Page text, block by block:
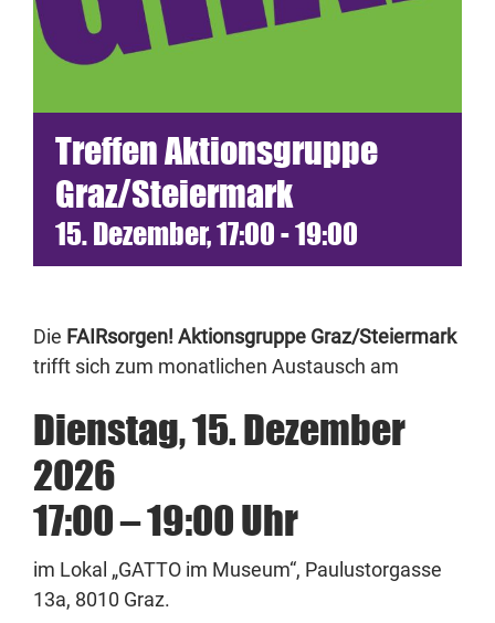
Termine
Netzwerk
Blickwinkel
Spenden
Presse
Treffen Aktionsgruppe
Graz/Steiermark
15. Dezember, 17:00-19:00
Die FAIRsorgen! Aktionsgruppe Graz/Steiermark
trifft sich zum monatlichen Austausch am
Dienstag, 15. Dezember
2026
17:00 – 19:00 Uhr
im Lokal „GATTO im Museum“, Paulustorgasse
13a, 8010 Graz.